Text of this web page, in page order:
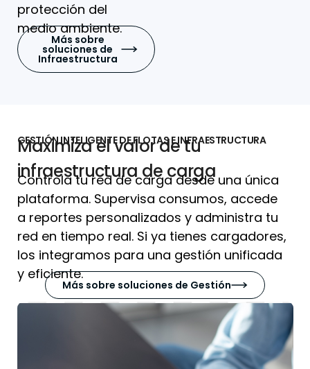
protección del
medio ambiente.
Más sobre
soluciones de
Infraestructura
GESTIÓN INTELIGENTE DE FLOTAS E INFRAESTRUCTURA
Maximiza el valor de tu
infraestructura de carga
Controla tu red de carga desde una única
plataforma. Supervisa consumos, accede
a reportes personalizados y administra tu
red en tiempo real. Si ya tienes cargadores,
los integramos para una gestión unificada
y eficiente.
Más sobre soluciones de Gestión